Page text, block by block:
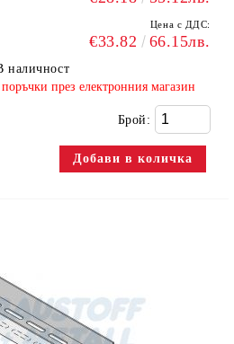
Цена с ДДС:
€33.82 66.15лв.
наличност
през електронния магазин
Брой: